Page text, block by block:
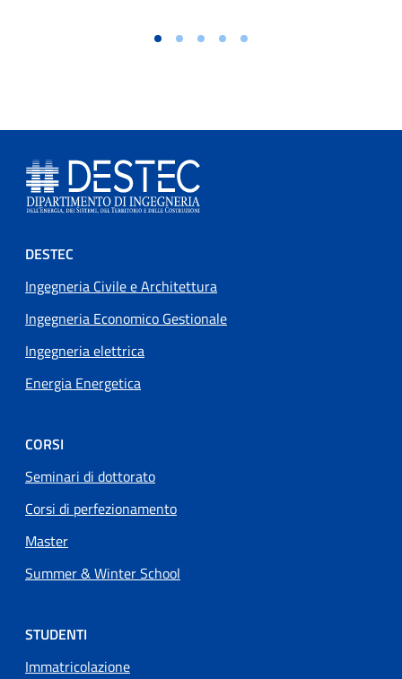
Footer menu
DESTEC
Ingegneria Civile e Architettura
Ingegneria Economico Gestionale
Ingegneria elettrica
Energia Energetica
CORSI
Seminari di dottorato
Corsi di perfezionamento
Master
Summer & Winter School
STUDENTI
Immatricolazione